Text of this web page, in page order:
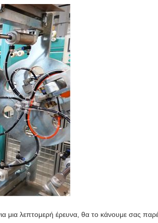
μια λεπτομερή έρευνα, θα το κάνουμε σας